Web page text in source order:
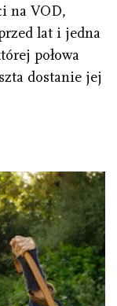
na VOD,
lat i jedna
połowa
dostanie jej